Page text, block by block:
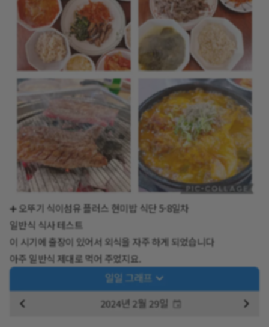
➕ 오뚜기 식이섬유 플러스 현미밥 식단 5-8일차
일반식 식사 테스트
이 시기에 출장이 있어서 외식을 자주 하게 되었습니다
아주 일반식 제대로 먹어 주었지요.